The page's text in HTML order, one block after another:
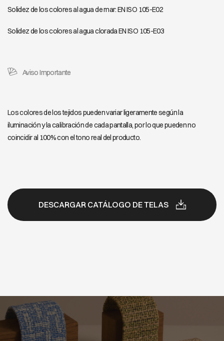
Solidez de los colores al agua de mar: EN ISO 105-E02
Solidez de los colores al agua clorada EN ISO 105-E03
Aviso Importante
Los colores de los tejidos pueden variar ligeramente según la
iluminación y la calibración de cada pantalla, por lo que pueden no
coincidir al 100% con el tono real del producto.
DESCARGAR CATÁLOGO DE TELAS